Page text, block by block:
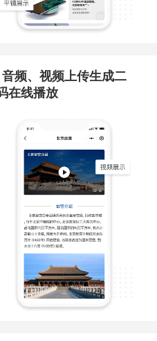
频、视频上传生成二
在线播放